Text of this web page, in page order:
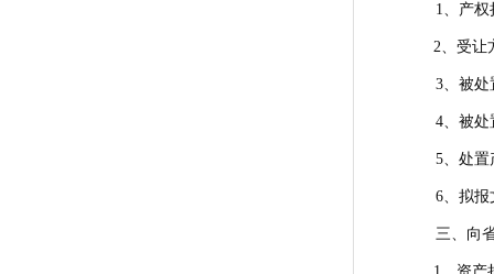
1、产权
2、受让
3、被处
4、被处
5、处置
6、拟报
三、向省